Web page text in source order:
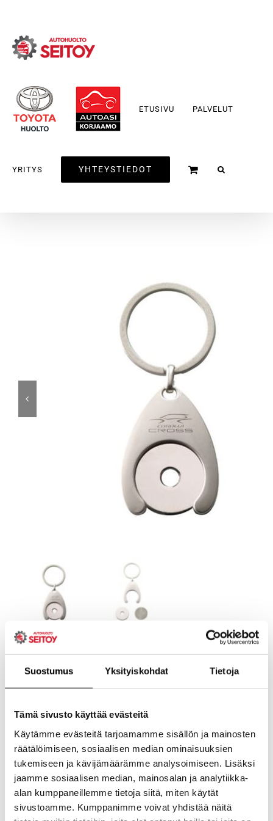
Suostumus Yksityiskohdat Tietoja
Tämä sivusto käyttää evästeitä
Käytämme evästeitä tarjoamamme sisällön ja mainosten
räätälöimiseen, sosiaalisen median ominaisuuksien
tukemiseen ja kävijämäärämme analysoimiseen. Lisäksi
jaamme sosiaalisen median, mainosalan ja analytiikka-
alan kumppaneillemme tietoja siitä, miten käytät
sivustoamme. Kumppanimme voivat yhdistää näitä
content
ETUSIVU PALVELUT
YRITYS YHTEYSTIEDOT